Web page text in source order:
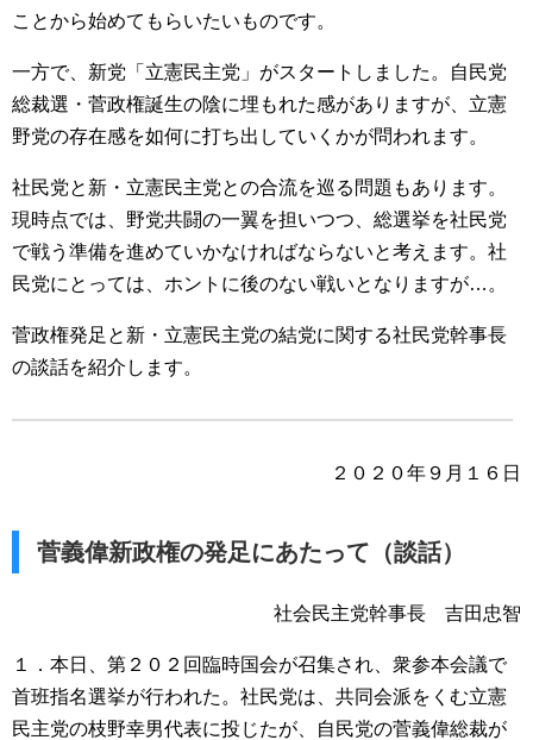
ことから始めてもらいたいものです。
一方で、新党「立憲民主党」がスタートしました。自民党
総裁選・菅政権誕生の陰に埋もれた感がありますが、立憲
野党の存在感を如何に打ち出していくかが問われます。
社民党と新・立憲民主党との合流を巡る問題もあります。
現時点では、野党共闘の一翼を担いつつ、総選挙を社民党
で戦う準備を進めていかなければならないと考えます。社
民党にとっては、ホントに後のない戦いとなりますが…。
菅政権発足と新・立憲民主党の結党に関する社民党幹事長
の談話を紹介します。
２０２０年９月１６日
菅義偉新政権の発足にあたって（談話）
社会民主党幹事長 吉田忠智
１．本日、第２０２回臨時国会が召集され、衆参本会議で
首班指名選挙が行われた。社民党は、共同会派をくむ立憲
民主党の枝野幸男代表に投じたが、自民党の菅義偉総裁が